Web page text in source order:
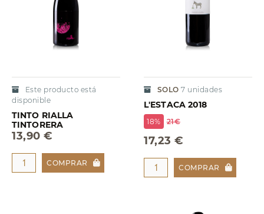
Este producto está
disponible
TINTO RIALLA
TINTORERA
13,90 €
COMPRAR
SOLO 7 unidades
L'ESTACA 2018
18% 21€
17,23 €
COMPRAR